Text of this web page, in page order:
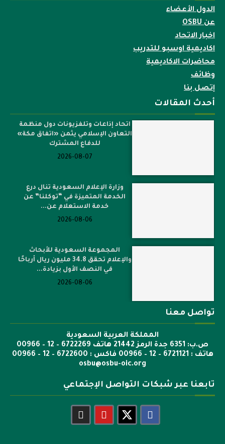
الدول الأعضاء
عن OSBU
اخبار الاتحاد
اكاديمية اوسبو للتدريب
محاضرات الاكاديمية
وظائف
إتصل بنا
أحدث المقالات
اتحاد إذاعات وتلفزيونات دول منظمة
التعاون الإسلامي يثمن «اتفاق مكة»
للدفاع المشترك
2026-08-07
وزارة الإعلام السعودية تنال درع
الخدمة المتميزة في “توكلنا” عن
خدمة الاستعلام عن...
2026-08-06
المجموعة السعودية للأبحاث
والإعلام تحقق 34.8 مليون ريال أرباحًا
في النصف الأول بزيادة...
2026-08-06
تواصل معنا
المملكة العربية السعودية
ص.ب: 6351 جدة الرمز 21442 هاتف 6722269 – 12 – 00966
هاتف : 6721121 – 12 – 00966 فاكس : 6722600 – 12 – 00966
osbu@osbu-oic.org
تابعنا عبر شبكات التواصل الإجتماعي